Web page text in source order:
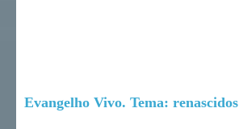
Evangelho Vivo. Tema: renascidos